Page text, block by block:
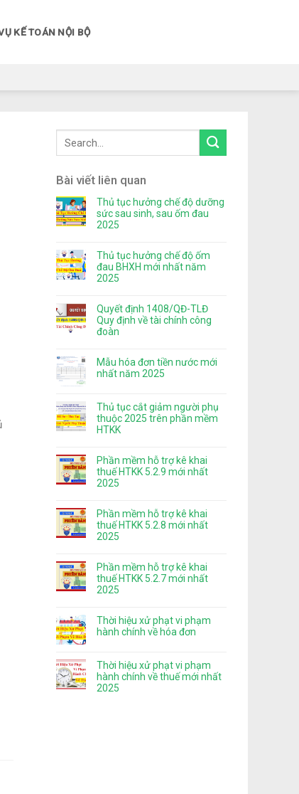
KẾ TOÁN NỘI BỘ
Bài viết liên quan
Thủ tục hưởng chế độ dưỡng
sức sau sinh, sau ốm đau
2025
Thủ tục hưởng chế độ ốm
đau BHXH mới nhất năm
2025
Quyết định 1408/QĐ-TLĐ
Quy định về tài chính công
đoàn
Mẫu hóa đơn tiền nước mới
nhất năm 2025
Thủ tục cắt giảm người phụ
thuộc 2025 trên phần mềm
HTKK
Phần mềm hỗ trợ kê khai
thuế HTKK 5.2.9 mới nhất
2025
Phần mềm hỗ trợ kê khai
thuế HTKK 5.2.8 mới nhất
2025
Phần mềm hỗ trợ kê khai
thuế HTKK 5.2.7 mới nhất
2025
Thời hiệu xử phạt vi phạm
hành chính về hóa đơn
Thời hiệu xử phạt vi phạm
hành chính về thuế mới nhất
2025